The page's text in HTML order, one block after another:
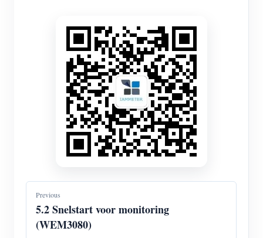
Previous
5.2 Snelstart voor monitoring
(WEM3080)